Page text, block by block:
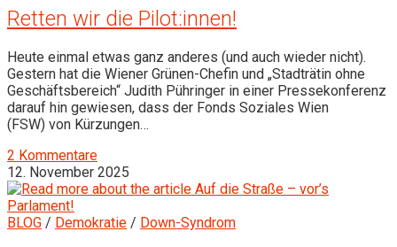
Retten wir die Pilot:innen!
Heute einmal etwas ganz anderes (und auch wieder nicht).
Gestern hat die Wiener Grünen-Chefin und „Stadträtin ohne
Geschäftsbereich“ Judith Pühringer in einer Pressekonferenz
darauf hin gewiesen, dass der Fonds Soziales Wien
(FSW) von Kürzungen…
2 Kommentare
12. November 2025
BLOG / Demokratie / Down-Syndrom